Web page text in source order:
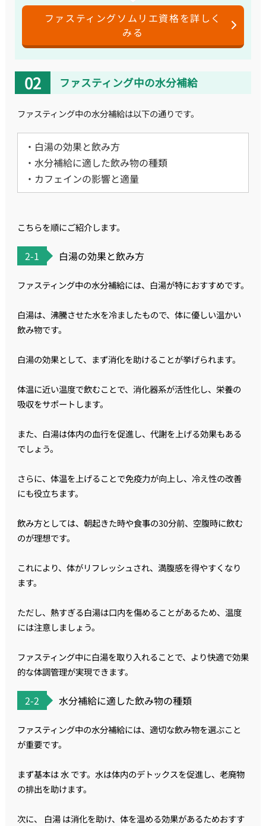
ファスティングソムリエ資格を詳しく
みる
ファスティング中の水分補給
ファスティング中の水分補給は以下の通りです。
・白湯の効果と飲み方
・水分補給に適した飲み物の種類
・カフェインの影響と適量
こちらを順にご紹介します。
2-1 白湯の効果と飲み方
ファスティング中の水分補給には、白湯が特におすすめです。
白湯は、沸騰させた水を冷ましたもので、体に優しい温かい
飲み物です。
白湯の効果として、まず消化を助けることが挙げられます。
体温に近い温度で飲むことで、消化器系が活性化し、栄養の
吸収をサポートします。
また、白湯は体内の血行を促進し、代謝を上げる効果もある
でしょう。
さらに、体温を上げることで免疫力が向上し、冷え性の改善
にも役立ちます。
飲み方としては、朝起きた時や食事の30分前、空腹時に飲む
のが理想です。
これにより、体がリフレッシュされ、満腹感を得やすくなり
ます。
ただし、熱すぎる白湯は口内を傷めることがあるため、温度
には注意しましょう。
ファスティング中に白湯を取り入れることで、より快適で効果
的な体調管理が実現できます。
2-2 水分補給に適した飲み物の種類
ファスティング中の水分補給には、適切な飲み物を選ぶこと
が重要です。
まず基本は 水 です。水は体内のデトックスを促進し、老廃物
の排出を助けます。
次に、 白湯 は消化を助け、体を温める効果があるためおすす